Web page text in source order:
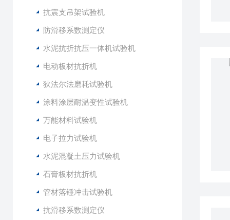
抗震支吊架试验机
防滑移系数测定仪
水泥抗折抗压一体机试验机
电动板材抗折机
狄法尔法磨耗试验机
涂料涂层耐温变性试验机
万能材料试验机
电子拉力试验机
水泥混凝土压力试验机
石膏板材抗折机
管材落锤冲击试验机
抗滑移系数测定仪